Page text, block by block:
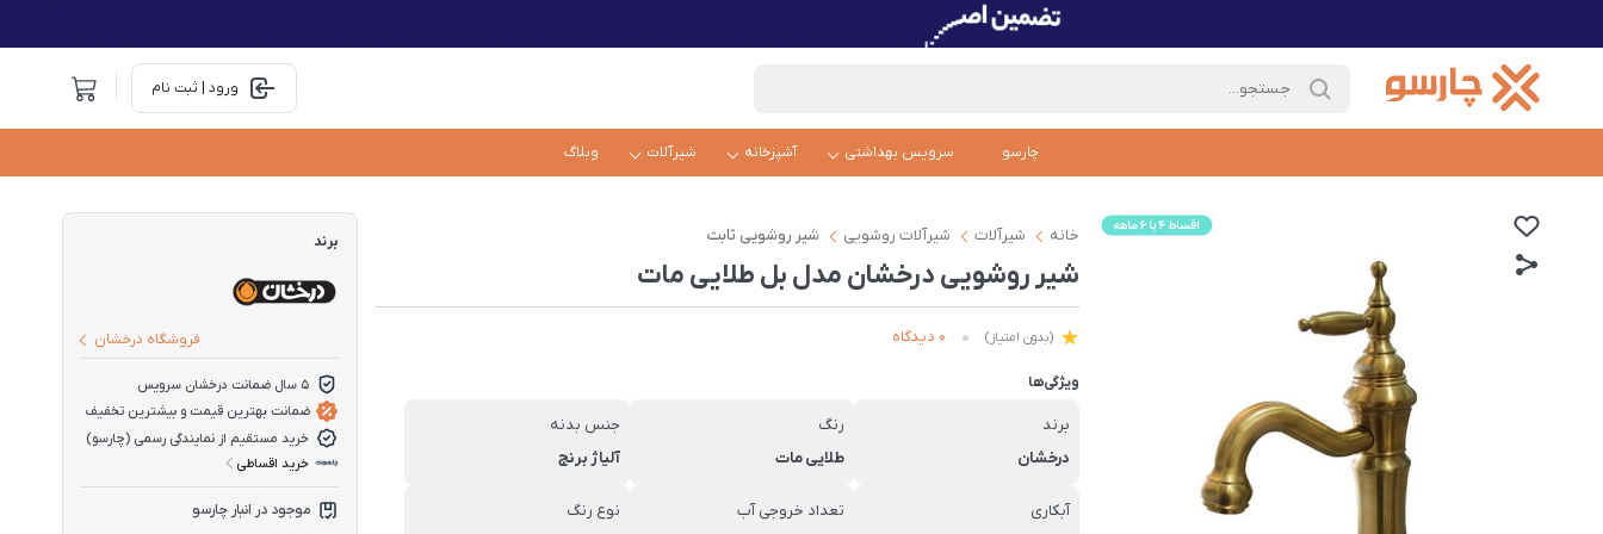
ورود | ثبت نام
چارسو سرویس بهداشتی آشپزخانه شیرآلات وبلاگ
خانه شیرآلات شیرآلات روشویی شیر روشویی ثابت
شیر روشویی درخشان مدل بل طلایی مات
(بدون امتیاز) 0 دیدگاه
ویژگی‌ها
برند
درخشان
رنگ
طلایی مات
جنس بدنه
آلیاژ برنج
آبکاری
تعداد خروجی آب
نوع رنگ
برند
فروشگاه درخشان
5 سال ضمانت درخشان سرویس
ضمانت بهترین قیمت و بیشترین تخفیف
خرید مستقیم از نمایندگی رسمی (چارسو)
خرید اقساطی
موجود در انبار چارسو